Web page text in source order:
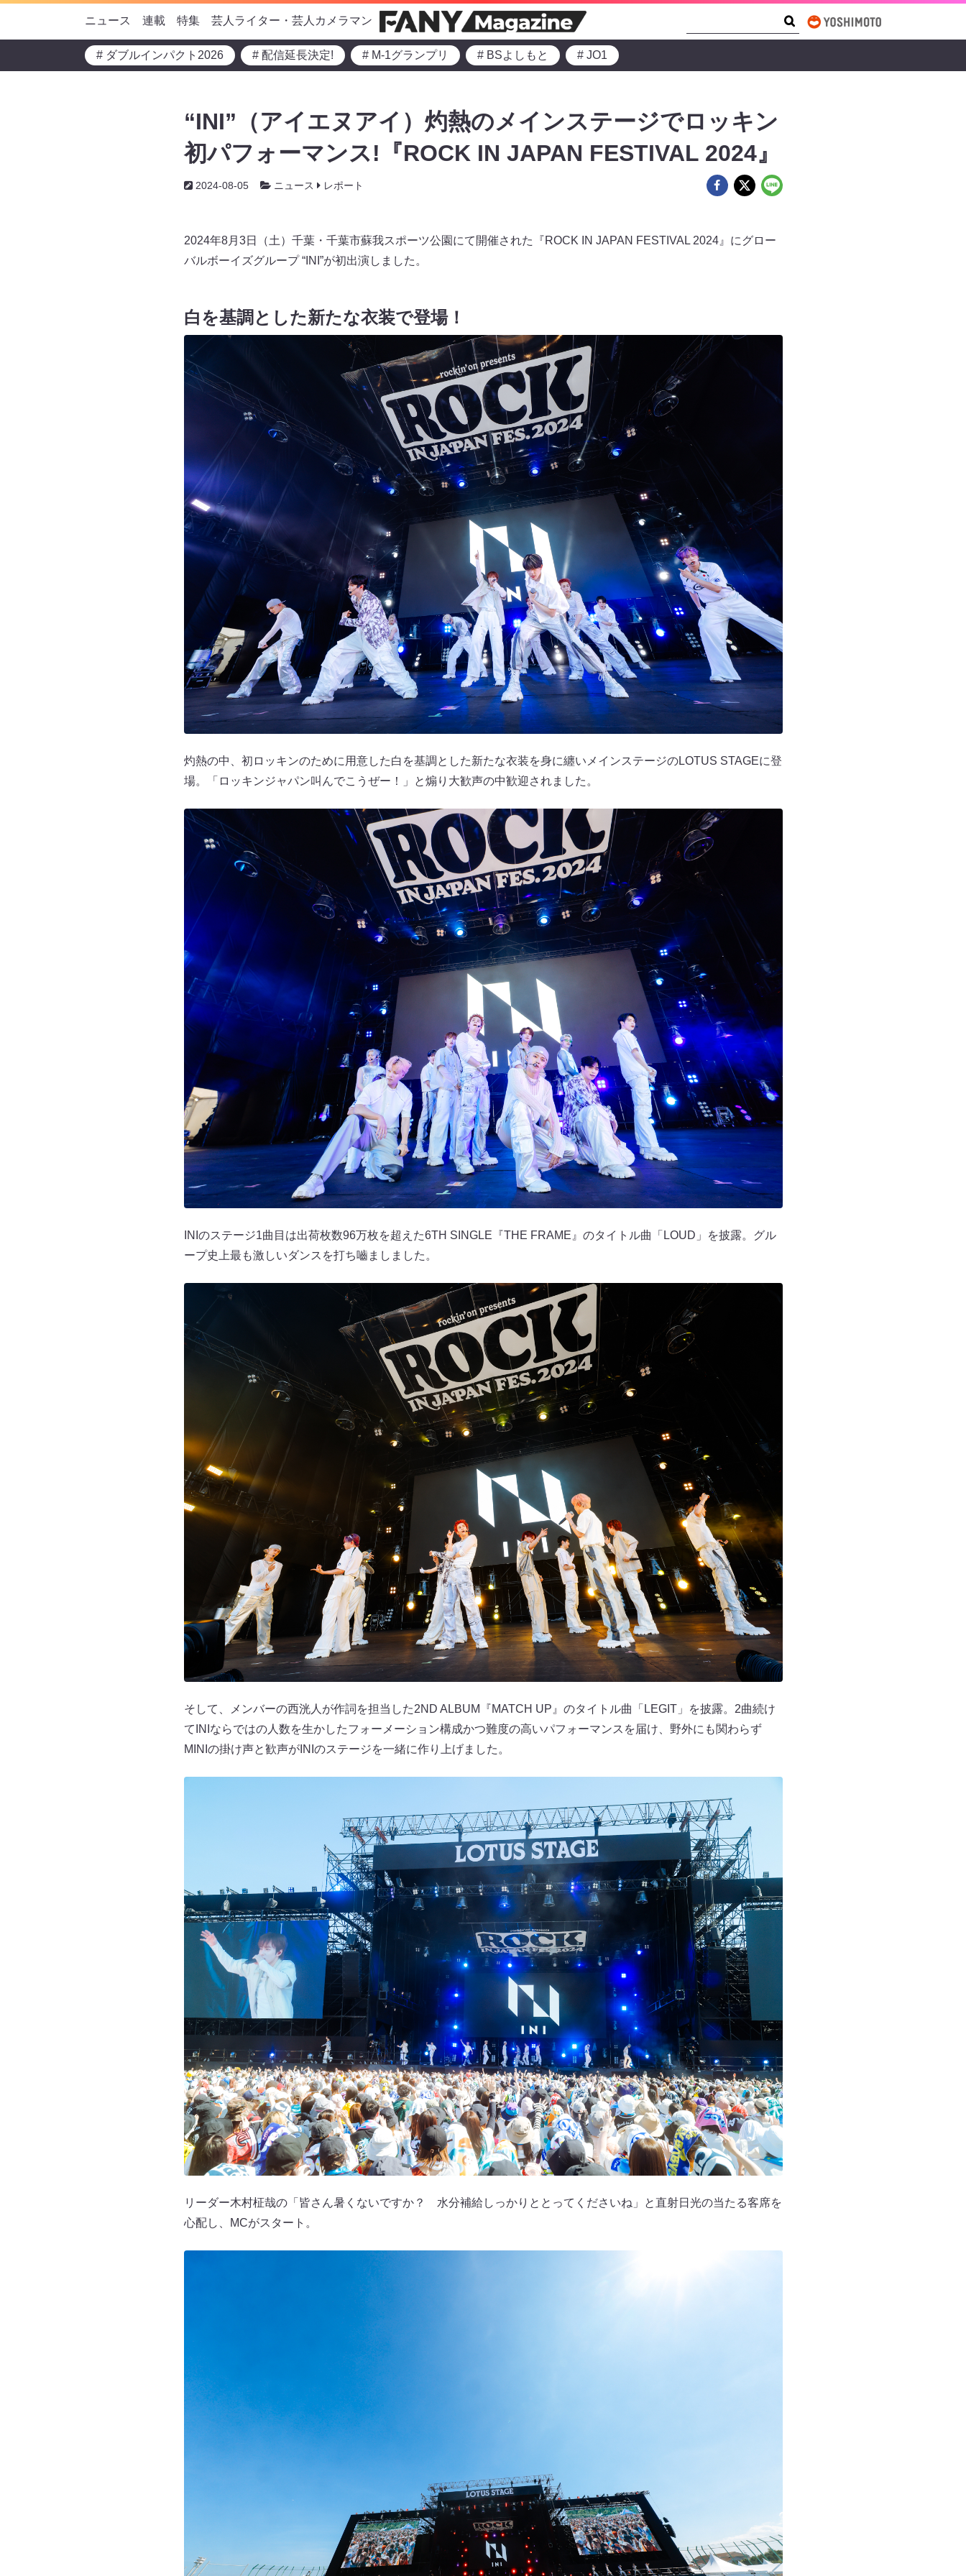
ニュース 連載 特集 芸人ライター・芸人カメラマン
# ダブルインパクト2026 # 配信延長決定! # M-1グランプリ # BSよしもと # JO1
“INI”（アイエヌアイ）灼熱のメインステージでロッキン
初パフォーマンス!『ROCK IN JAPAN FESTIVAL 2024』
2024-08-05 ニュース レポート
2024年8月3日（土）千葉・千葉市蘇我スポーツ公園にて開催された『ROCK IN JAPAN FESTIVAL 2024』にグロー
バルボーイズグループ “INI”が初出演しました。
白を基調とした新たな衣装で登場！
灼熱の中、初ロッキンのために用意した白を基調とした新たな衣装を身に纏いメインステージのLOTUS STAGEに登
場。「ロッキンジャパン叫んでこうぜー！」と煽り大歓声の中歓迎されました。
INIのステージ1曲目は出荷枚数96万枚を超えた6TH SINGLE『THE FRAME』のタイトル曲「LOUD」を披露。グル
ープ史上最も激しいダンスを打ち嚙ましました。
そして、メンバーの⻄洸人が作詞を担当した2ND ALBUM『MATCH UP』のタイトル曲「LEGIT」を披露。2曲続け
てINIならではの人数を生かしたフォーメーション構成かつ難度の高いパフォーマンスを届け、野外にも関わらず
MINIの掛け声と歓声がINIのステージを一緒に作り上げました。
リーダー木村柾哉の「皆さん暑くないですか？ 水分補給しっかりととってくださいね」と直射日光の当たる客席を
心配し、MCがスタート。